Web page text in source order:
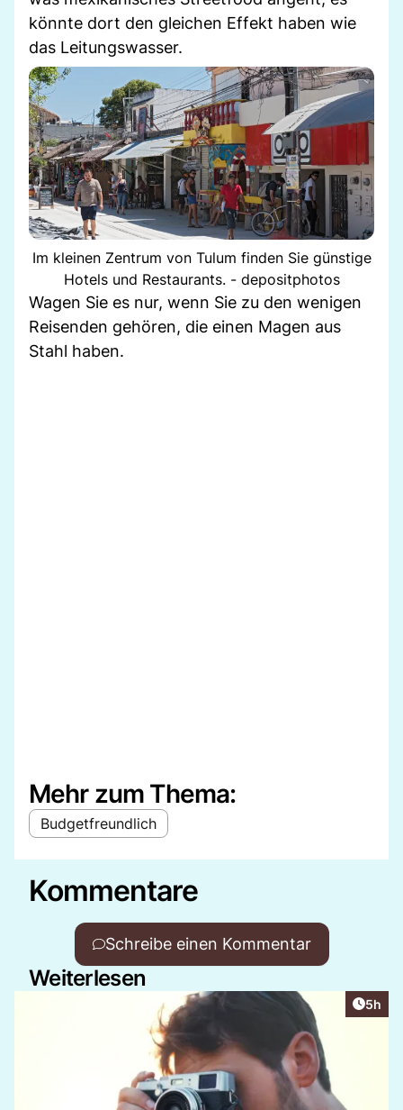
könnte dort den gleichen Effekt haben wie
das Leitungswasser.
Im kleinen Zentrum von Tulum finden Sie günstige
Hotels und Restaurants. - depositphotos
Wagen Sie es nur, wenn Sie zu den wenigen
Reisenden gehören, die einen Magen aus
Stahl haben.
Mehr zum Thema:
Budgetfreundlich
Kommentare
Schreibe einen Kommentar
Weiterlesen
5h